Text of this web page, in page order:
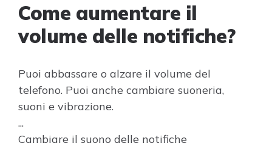
Come aumentare il
volume delle notifiche?
Puoi abbassare o alzare il volume del
telefono. Puoi anche cambiare suoneria,
suoni e vibrazione.
...
Cambiare il suono delle notifiche